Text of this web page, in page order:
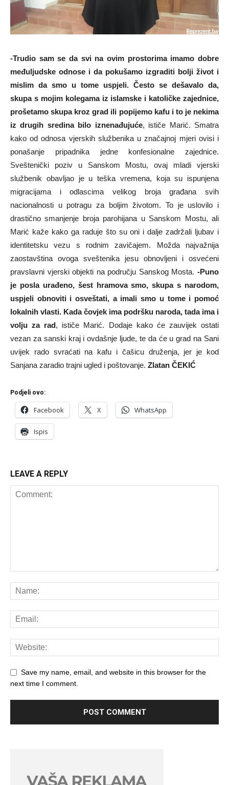
-Trudio sam se da svi na ovim prostorima imamo dobre
međuljudske odnose i da pokušamo izgraditi bolji život i
mislim da smo u tome uspjeli. Često se dešavalo da,
skupa s mojim kolegama iz islamske i katoličke zajednice,
prošetamo skupa kroz grad ili popijemo kafu i to je nekima
iz drugih sredina bilo iznenađujuće, ističe Marić. Smatra
kako od odnosa vjerskih službenika u značajnoj mjeri ovisi i
ponašanje pripadnika jedne konfesionalne zajednice.
Sveštenički poziv u Sanskom Mostu, ovaj mladi vjerski
službenik obavljao je u teška vremena, koja su ispunjena
migracijama i odlascima velikog broja građana svih
nacionalnosti u potragu za boljim životom. To je uslovilo i
drastično smanjenje broja parohijana u Sanskom Mostu, ali
Marić kaže kako ga raduje što su oni i dalje zadržali ljubav i
identitetsku vezu s rodnim zavičajem. Možda najvažnija
zaostavština ovoga sveštenika jesu obnovljeni i osvećeni
pravslavni vjerski objekti na području Sanskog Mosta. -Puno
je posla urađeno, šest hramova smo, skupa s narodom,
uspjeli obnoviti i osveštati, a imali smo u tome i pomoć
lokalnih vlasti. Kada čovjek ima podršku naroda, tada ima i
volju za rad, ističe Marić. Dodaje kako će zauvijek ostati
vezan za sanski kraj i ovdašnje ljude, te da će u grad na Sani
uvijek rado svraćati na kafu i čašicu druženja, jer je kod
Sanjana zaradio trajni ugled i poštovanje. Zlatan ČEKIĆ
Podjeli ovo:
Facebook X WhatsApp
Ispis
LEAVE A REPLY
Save my name, email, and website in this browser for the
next time I comment.